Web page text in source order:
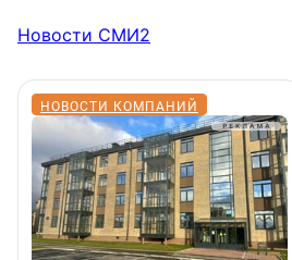
Новости СМИ2
НОВОСТИ КОМПАНИЙ